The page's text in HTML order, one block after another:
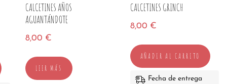
CALCETINES AÑOS
AGUANTÁNDOTE
8,00 €
LEER MÁS
CALCETINES GRINCH
8,00 €
AÑADIR AL CARRITO
Fecha de entrega